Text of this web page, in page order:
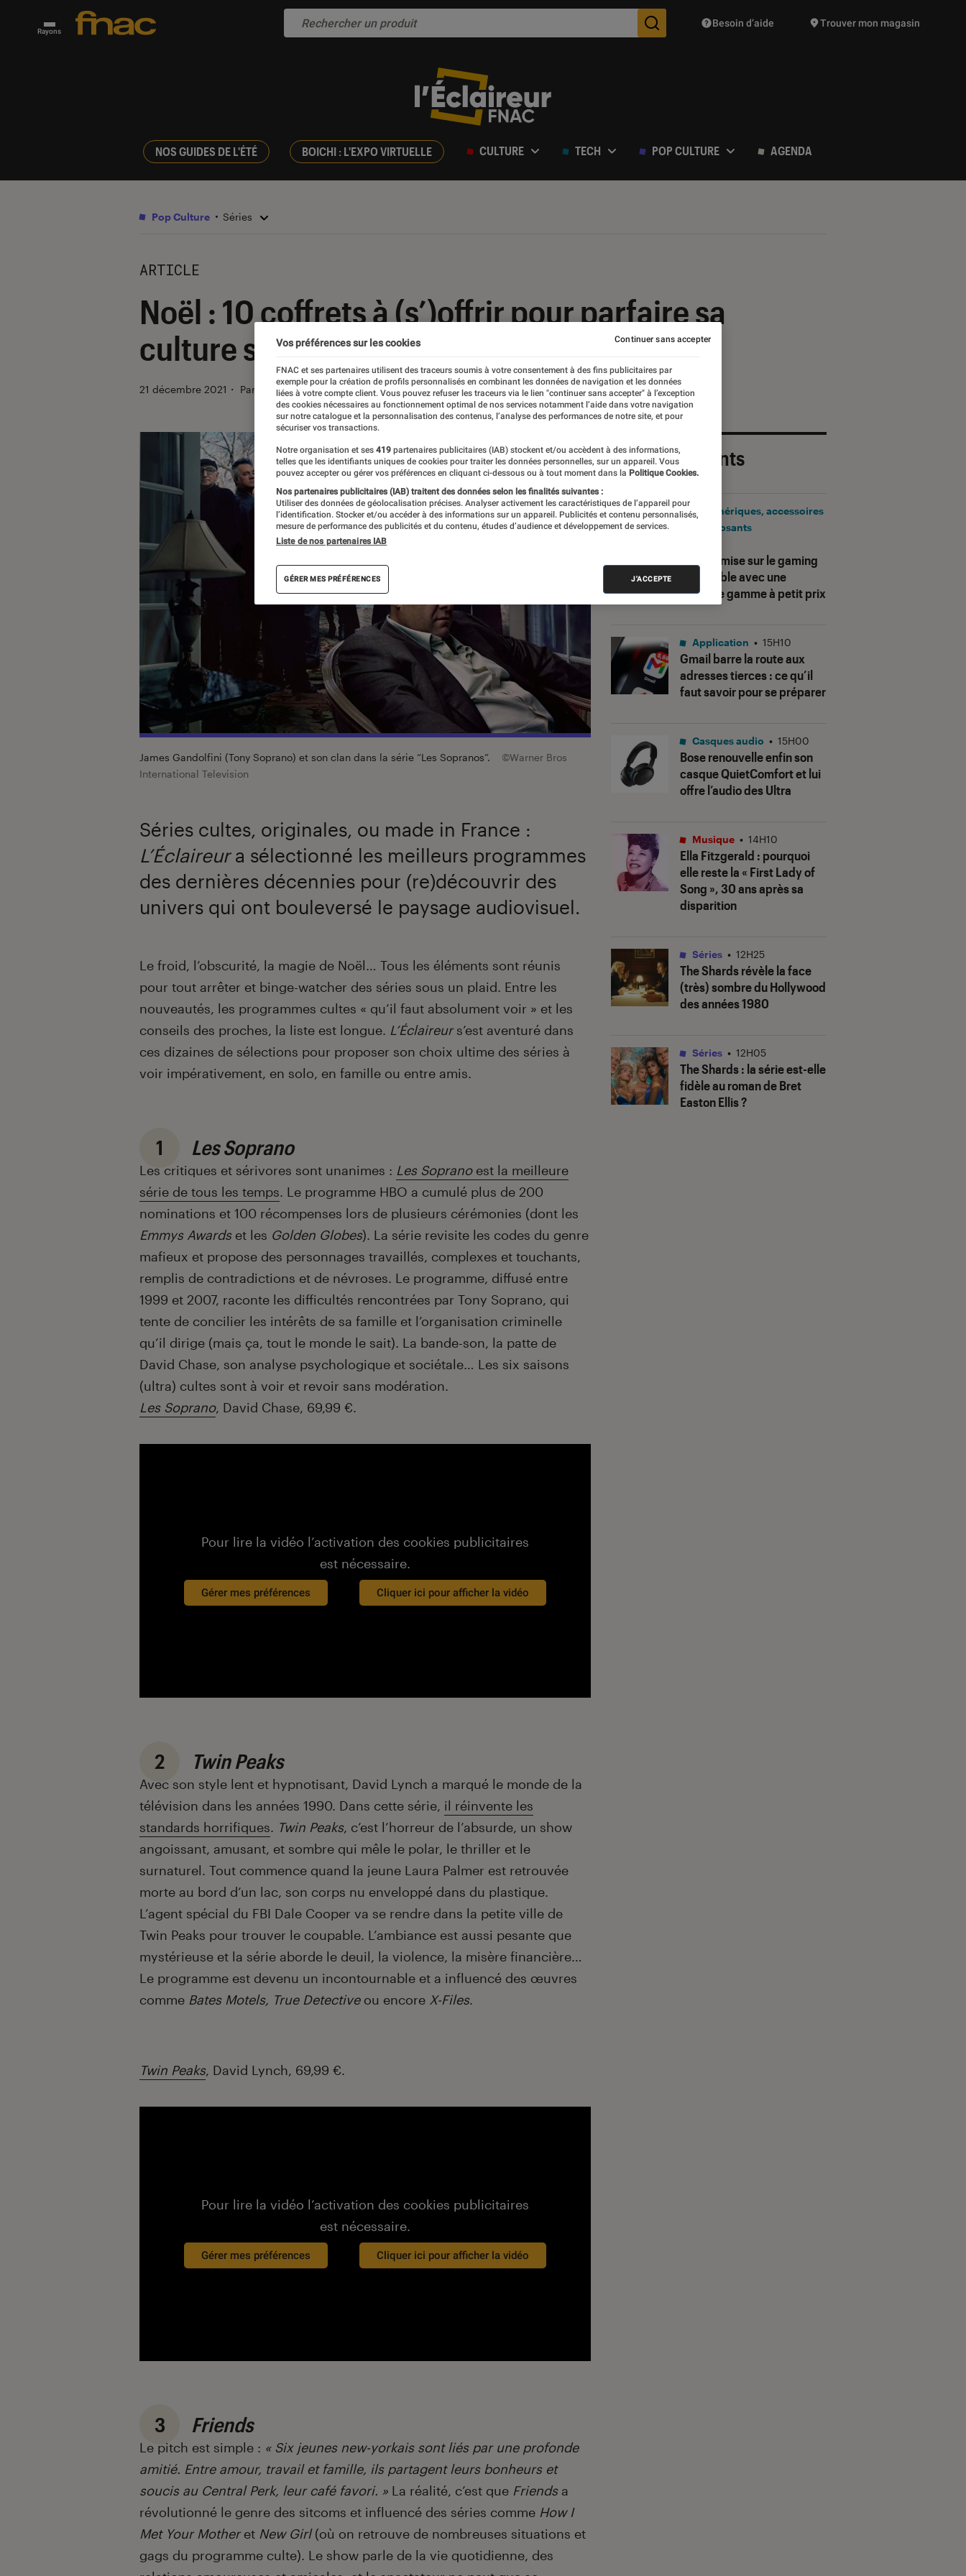
Rayons Des suggestions de produits vont vous être proposées
Besoin d’aide Trouver mon magasin
NOS GUIDES DE L'ÉTÉ BOICHI : L'EXPO VIRTUELLE CULTURE TECH POP CULTURE AGENDA
Pop Culture Séries
ARTICLE
Noël : 10 coffrets à (s’)offrir pour parfaire sa
culture sérielle
21 décembre 2021 ・ Par Agathe Renac
James Gandolfini (Tony Soprano) et son clan dans la série “Les Sopranos”.
©Warner Bros
International Television
Séries cultes, originales, ou made in France :
L’Éclaireura sélectionné les meilleurs programmes
des dernières décennies pour (re)découvrir des
univers qui ont bouleversé le paysage audiovisuel.
Introduction
Le froid, l’obscurité, la magie de Noël… Tous les éléments sont réunis
pour tout arrêter et binge-watcher des séries sous un plaid. Entre les
nouveautés, les programmes cultes « qu’il faut absolument voir » et les
conseils des proches, la liste est longue. L’Éclaireurs’est aventuré dans
ces dizaines de sélections pour proposer son choix ultime des séries à
voir impérativement, en solo, en famille ou entre amis.
1 Les Soprano
Les critiques et sérivores sont unanimes : Les Sopranoest la meilleure
série de tous les temps. Le programme HBO a cumulé plus de 200
nominations et 100 récompenses lors de plusieurs cérémonies (dont les
Emmys Awardset les Golden Globes). La série revisite les codes du genre
mafieux et propose des personnages travaillés, complexes et touchants,
remplis de contradictions et de névroses. Le programme, diffusé entre
1999 et 2007, raconte les difficultés rencontrées par Tony Soprano, qui
tente de concilier les intérêts de sa famille et l’organisation criminelle
qu’il dirige (mais ça, tout le monde le sait). La bande-son, la patte de
David Chase, son analyse psychologique et sociétale… Les six saisons
(ultra) cultes sont à voir et revoir sans modération.
Les Soprano, David Chase, 69,99 €.
Pour lire la vidéo l’activation des cookies publicitaires
est nécessaire.
Gérer mes préférences Cliquer ici pour afficher la vidéo
2 Twin Peaks
Avec son style lent et hypnotisant, David Lynch a marqué le monde de la
télévision dans les années 1990. Dans cette série, il réinvente les
standards horrifiques. Twin Peaks, c’est l’horreur de l’absurde, un show
angoissant, amusant, et sombre qui mêle le polar, le thriller et le
surnaturel. Tout commence quand la jeune Laura Palmer est retrouvée
morte au bord d’un lac, son corps nu enveloppé dans du plastique.
L’agent spécial du FBI Dale Cooper va se rendre dans la petite ville de
Twin Peaks pour trouver le coupable. L’ambiance est aussi pesante que
mystérieuse et la série aborde le deuil, la violence, la misère financière…
Le programme est devenu un incontournable et a influencé des œuvres
comme Bates Motels, True Detectiveou encore X-Files.
Twin Peaks, David Lynch, 69,99 €.
Pour lire la vidéo l’activation des cookies publicitaires
est nécessaire.
Gérer mes préférences Cliquer ici pour afficher la vidéo
3 Friends
Le pitch est simple : « Six jeunes new-yorkais sont liés par une profonde
amitié. Entre amour, travail et famille, ils partagent leurs bonheurs et
soucis au Central Perk, leur café favori. » La réalité, c’est que Friendsa
révolutionné le genre des sitcoms et influencé des séries comme How I
Met Your Motheret New Girl(où on retrouve de nombreuses situations et
gags du programme culte). Le show parle de la vie quotidienne, des
Les plus récents
Corsair mise sur le gaming
accessible avec une
nouvelle gamme à petit prix
Périphériques, accessoires
et composants
Gmail barre la route aux
adresses tierces : ce qu’il
faut savoir pour se préparer
Application • 15H10
Bose renouvelle enfin son
casque QuietComfort et lui
offre l’audio des Ultra
Casques audio • 15H00
Ella Fitzgerald : pourquoi
elle reste la « First Lady of
Song », 30 ans après sa
disparition
Musique • 14H10
The Shardsrévèle la face
(très) sombre du Hollywood
des années 1980
Séries • 12H25
The Shards: la série est-elle
fidèle au roman de Bret
Easton Ellis ?
Séries • 12H05
Vos préférences sur les cookies
FNAC et ses partenaires utilisent des traceurs soumis à votre consentement à des fins publicitaires par
exemple pour la création de profils personnalisés en combinant les données de navigation et les données
liées à votre compte client. Vous pouvez refuser les traceurs via le lien "continuer sans accepter" à l’exception
des cookies nécessaires au fonctionnement optimal de nos services notamment l’aide dans votre navigation
sur notre catalogue et la personnalisation des contenus, l’analyse des performances de notre site, et pour
sécuriser vos transactions.
Notre organisation et ses 419 partenaires publicitaires (IAB) stockent et/ou accèdent à des informations,
telles que les identifiants uniques de cookies pour traiter les données personnelles, sur un appareil. Vous
pouvez accepter ou gérer vos préférences en cliquant ci-dessous ou à tout moment dans la Politique Cookies.
Nos partenaires publicitaires (IAB) traitent des données selon les finalités suivantes :
Utiliser des données de géolocalisation précises. Analyser activement les caractéristiques de l’appareil pour
l’identification. Stocker et/ou accéder à des informations sur un appareil. Publicités et contenu personnalisés,
mesure de performance des publicités et du contenu, études d’audience et développement de services.
Liste de nos partenaires IAB
GÉRER MES PRÉFÉRENCES J'ACCEPTE
Continuer sans accepter